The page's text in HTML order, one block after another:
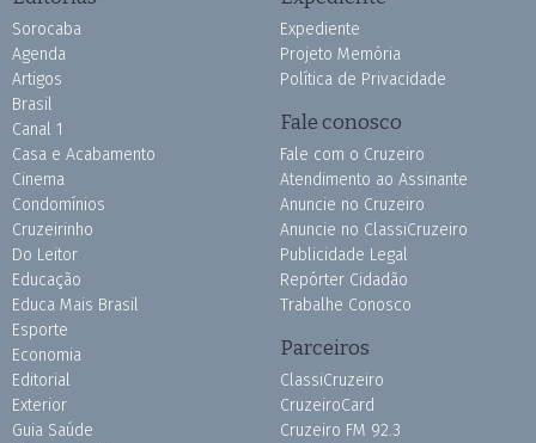
Sorocaba
Agenda
Artigos
Brasil
Canal 1
Casa e Acabamento
Cinema
Condomínios
Cruzeirinho
Do Leitor
Educação
Educa Mais Brasil
Esporte
Economia
Editorial
Exterior
Guia Saúde
Expediente
Projeto Memória
Política de Privacidade
Fale conosco
Fale com o Cruzeiro
Atendimento ao Assinante
Anuncie no Cruzeiro
Anuncie no ClassiCruzeiro
Publicidade Legal
Repórter Cidadão
Trabalhe Conosco
Parceiros
ClassiCruzeiro
CruzeiroCard
Cruzeiro FM 92.3